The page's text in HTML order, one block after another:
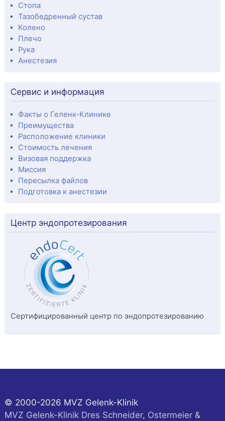
Стопа
Тазобедренный сустав
Колено
Плечо
Рука
Анестезия
Сервис и информация
Факты о Геленк-Клинике
Преимущества
Расположение клиники
Стоимость лечения
Визовая поддержка
Миссия
Пересылка файлов
Подготовка к анестезии
Центр эндопротезирования
Сертифицированный центр по эндопротезированию
© 2000-2026 MVZ Gelenk-Klinik
MVZ Gelenk-Klinik Dres Schneider, Ostermeier &